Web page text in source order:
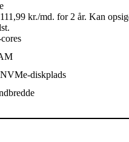
kr./md. for 2 år. Kan
NVMe-diskplads